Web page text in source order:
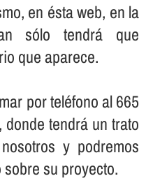
en ésta web, en la
sólo tendrá que
que aparece.
por teléfono al 665
tendrá un trato
y podremos
su proyecto.